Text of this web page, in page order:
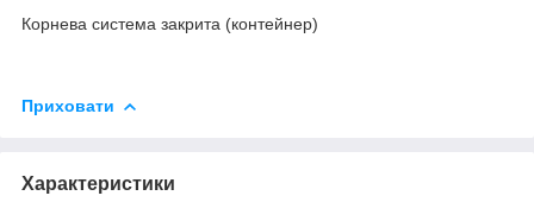
Корнева система закрита (контейнер)
Приховати
Характеристики